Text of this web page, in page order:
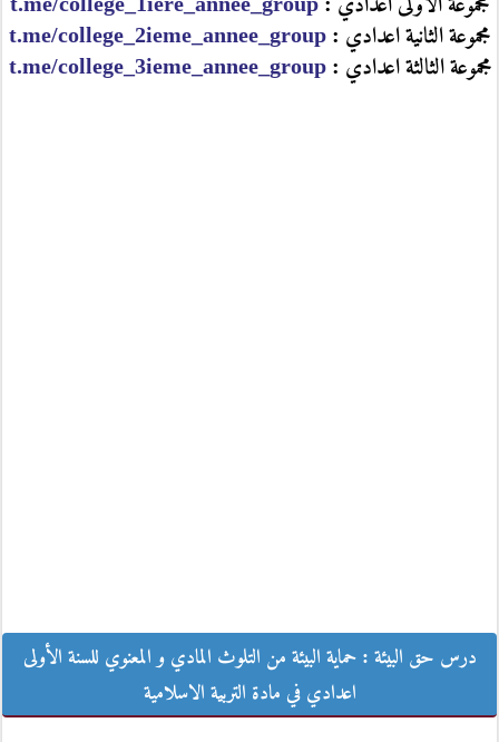
مجموعة الثانية اعدادي : t.me/college_2ieme_annee_group
مجموعة الثالثة اعدادي :t.me/college_3ieme_annee_group
درس حق البيئة : حماية البيئة من التلوث المادي و المعنوي للسنة الأولى اعدادي
في مادة التربية الاسلامية
درس حق البيئة : حماية البيئة من التلوث المادي و المعنوي للسنة الأولى
اعدادي في مادة التربية الاسلامية